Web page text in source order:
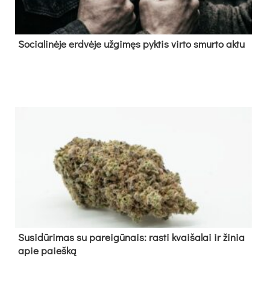
So­cia­li­nė­je erd­vė­je už­gi­męs pyk­tis vir­to smur­to ak­tu
Su­si­dū­ri­mas su pa­rei­gū­nais: ras­ti kvai­ša­lai ir ži­nia
apie paieš­ką